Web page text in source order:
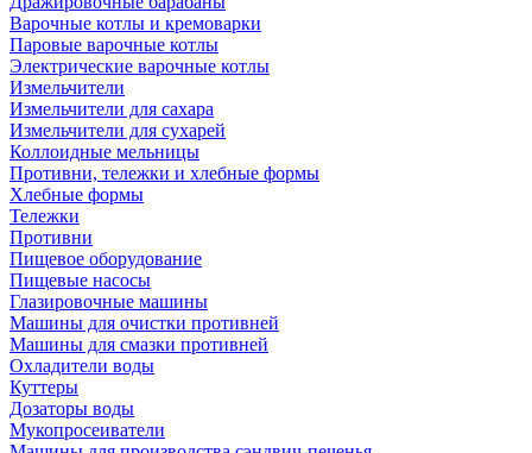
Варочные котлы и кремоварки
Паровые варочные котлы
Электрические варочные котлы
Измельчители
Измельчители для сахара
Измельчители для сухарей
Коллоидные мельницы
Противни, тележки и хлебные формы
Хлебные формы
Тележки
Противни
Пищевое оборудование
Пищевые насосы
Глазировочные машины
Машины для очистки противней
Машины для смазки противней
Охладители воды
Куттеры
Дозаторы воды
Мукопросеиватели